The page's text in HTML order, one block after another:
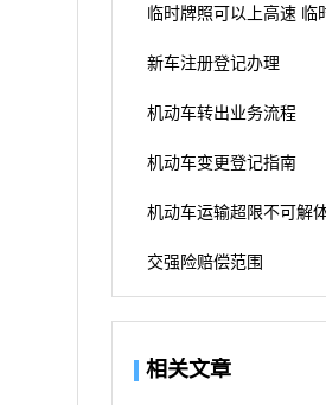
临时牌照可以上高速 临
新车注册登记办理
机动车转出业务流程
机动车变更登记指南
机动车运输超限不可解
交强险赔偿范围
相关文章